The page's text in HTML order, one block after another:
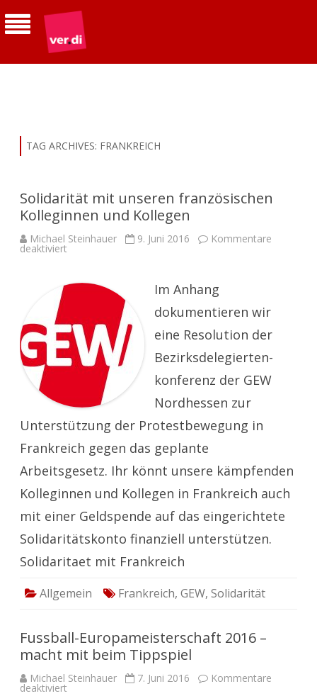
TAG ARCHIVES: FRANKREICH
Solidarität mit unseren französischen
Kolleginnen und Kollegen
Michael Steinhauer 9. Juni 2016 Kommentare
deaktiviert
französischen
Kolleginnen
Im Anhang
dokumentieren wir
eine Resolution der
Bezirksdelegierten-
konferenz der GEW
Nordhessen zur
Unterstützung der Protestbewegung in
Frankreich gegen das geplante
Arbeitsgesetz. Ihr könnt unsere kämpfenden
Kolleginnen und Kollegen in Frankreich auch
mit einer Geldspende auf das eingerichtete
Solidaritätskonto finanziell unterstützen.
Solidaritaet mit Frankreich
Allgemein Frankreich, GEW, Solidarität
Fussball-Europameisterschaft 2016 –
macht mit beim Tippspiel
Michael Steinhauer 7. Juni 2016 Kommentare
deaktiviert